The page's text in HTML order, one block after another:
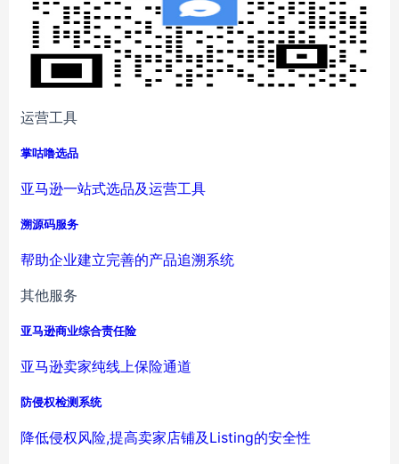
运营工具
掌咕噜选品
亚马逊一站式选品及运营工具
溯源码服务
帮助企业建立完善的产品追溯系统
其他服务
亚马逊商业综合责任险
亚马逊卖家纯线上保险通道
防侵权检测系统
降低侵权风险,提高卖家店铺及Listing的安全性